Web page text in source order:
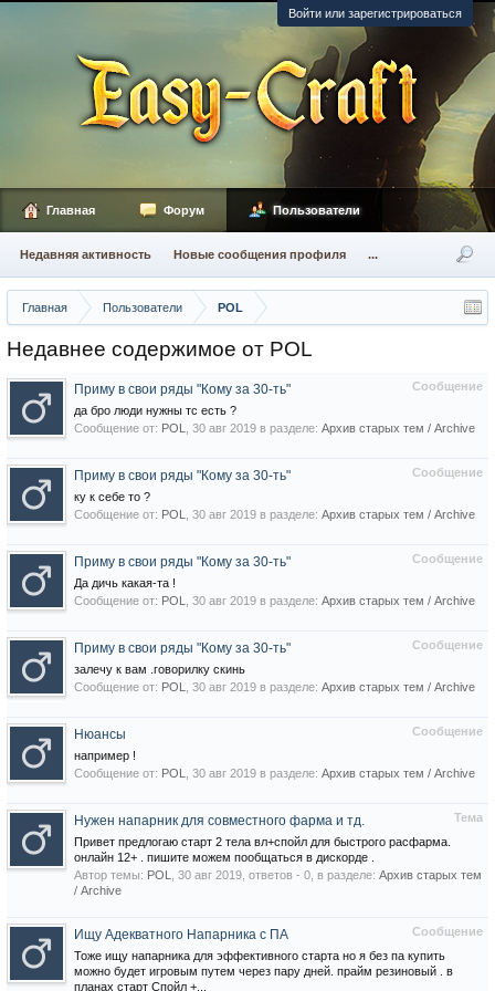
Войти или зарегистрироваться
Главная Пользователи POL
Недавнее содержимое от POL
Сообщение
Приму в свои ряды "Кому за 30-ть"
да бро люди нужны тс есть ?
Сообщение от: POL 30 авг 2019 в разделе: Архив старых тем / Archive
Сообщение
Приму в свои ряды "Кому за 30-ть"
ку к себе то ?
Сообщение от: POL 30 авг 2019 в разделе: Архив старых тем / Archive
Сообщение
Приму в свои ряды "Кому за 30-ть"
Да дичь какая-та !
Сообщение от: POL 30 авг 2019 в разделе: Архив старых тем / Archive
Сообщение
Приму в свои ряды "Кому за 30-ть"
залечу к вам .говорилку скинь
Сообщение от: POL 30 авг 2019 в разделе: Архив старых тем / Archive
Сообщение
Нюансы
например !
Сообщение от: POL 30 авг 2019 в разделе: Архив старых тем / Archive
Тема
Нужен напарник для совместного фарма и тд.
Привет предлогаю старт 2 тела вл+спойл для быстрого расфарма.
онлайн 12+ . пишите можем пообщаться в дискорде .
Автор темы: POL 30 авг 2019 , ответов - 0, в разделе: Архив старых тем
/ Archive
Сообщение
Ищу Адекватного Напарника с ПА
Тоже ищу напарника для эффективного старта но я без па купить
можно будет игровым путем через пару дней. прайм резиновый . в
планах старт Спойл +...
Главная Форум Пользователи
Недавняя активность Новые сообщения профиля ...